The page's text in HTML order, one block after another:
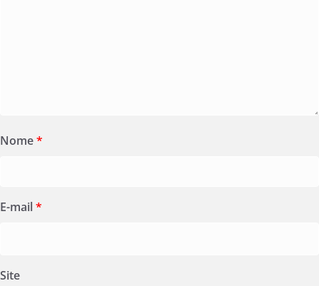
Nome*
E-mail*
Site